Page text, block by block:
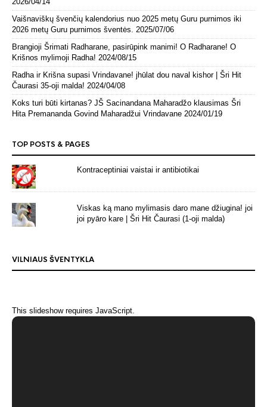
Vaišnaviškų švenčių kalendorius nuo 2025 metų Guru purnimos iki
2026 metų Guru purnimos šventės. 2025/07/06
Brangioji Šrimati Radharane, pasirūpink manimi! O Radharane! O
Krišnos mylimoji Radha! 2024/08/15
Radha ir Krišna supasi Vrindavane! jhūlat dou naval kishor | Šri Hit
Čaurasi 35-oji malda! 2024/04/08
Koks turi būti kirtanas? JŠ Sacinandana Maharadžo klausimas Šri
Hita Premananda Govind Maharadžui Vrindavane 2024/01/19
TOP POSTS & PAGES
Kontraceptiniai vaistai ir antibiotikai
Viskas ką mano mylimasis daro mane džiugina! joi
joi pyāro kare | Šri Hit Čaurasi (1-oji malda)
VILNIAUS ŠVENTYKLA
This slideshow requires JavaScript.